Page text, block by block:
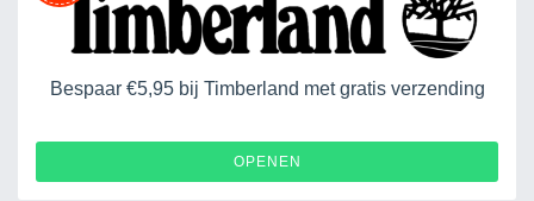
Bespaar €5,95 bij Timberland met gratis verzending
OPENEN